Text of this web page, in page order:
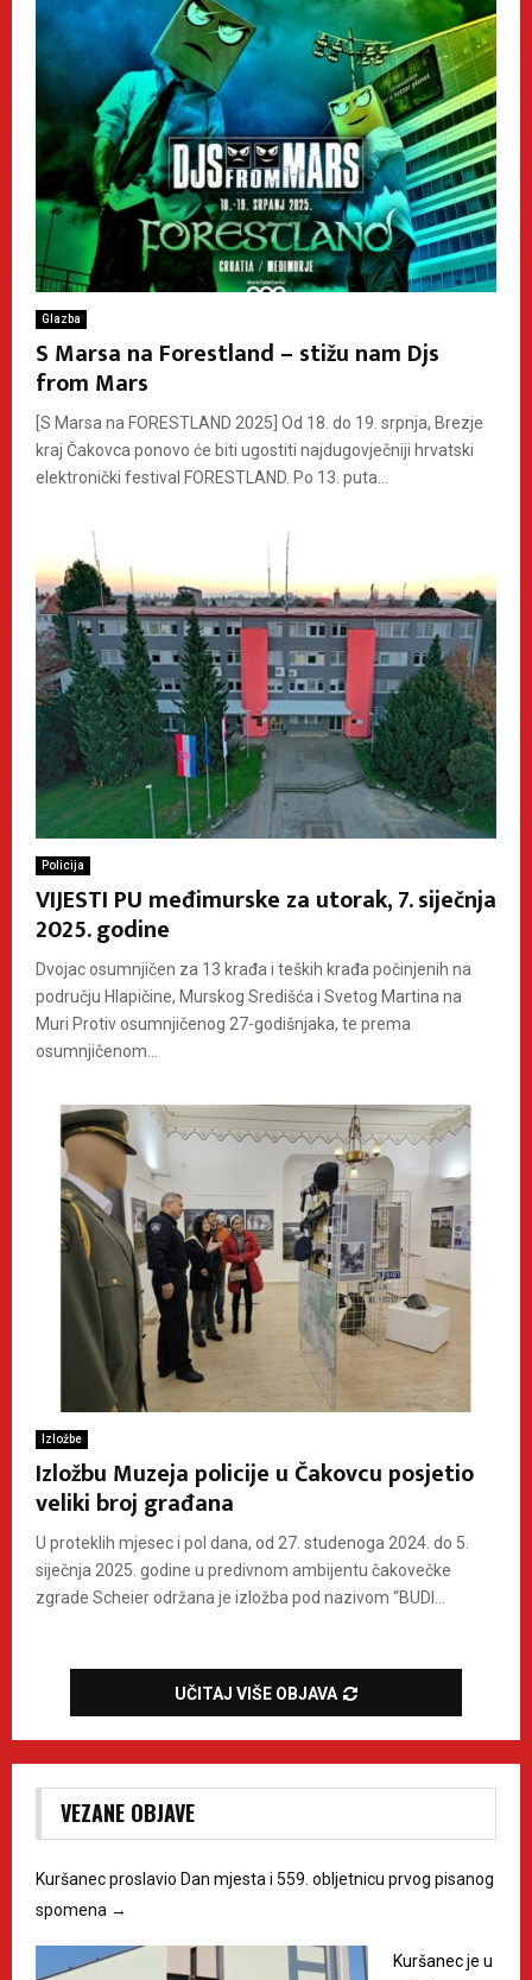
Glazba
S Marsa na Forestland – stižu nam Djs
from Mars
[S Marsa na FORESTLAND 2025] Od 18. do 19. srpnja, Brezje
kraj Čakovca ponovo će biti ugostiti najdugovječniji hrvatski
elektronički festival FORESTLAND. Po 13. puta...
Policija
VIJESTI PU međimurske za utorak, 7. siječnja
2025. godine
Dvojac osumnjičen za 13 krađa i teških krađa počinjenih na
području Hlapičine, Murskog Središća i Svetog Martina na
Muri Protiv osumnjičenog 27-godišnjaka, te prema
osumnjičenom...
Izložbe
Izložbu Muzeja policije u Čakovcu posjetio
veliki broj građana
U proteklih mjesec i pol dana, od 27. studenoga 2024. do 5.
siječnja 2025. godine u predivnom ambijentu čakovečke
zgrade Scheier održana je izložba pod nazivom “BUDI...
UČITAJ VIŠE OBJAVA
VEZANE OBJAVE
Kuršanec proslavio Dan mjesta i 559. obljetnicu prvog pisanog
spomena →
Kuršanec je u